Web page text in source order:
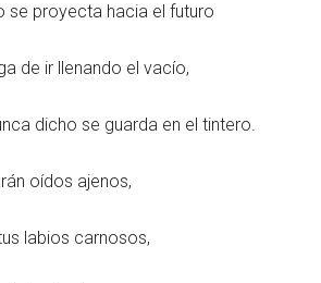
se proyecta hacia el futuro
de ir llenando el vacío,
dicho se guarda en el tintero.
oídos ajenos,
labios carnosos,